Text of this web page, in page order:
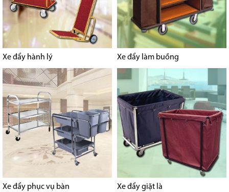
Xe đẩy hành lý Xe đẩy làm buồng
Xe đẩy phục vụ bàn Xe đẩy giặt là